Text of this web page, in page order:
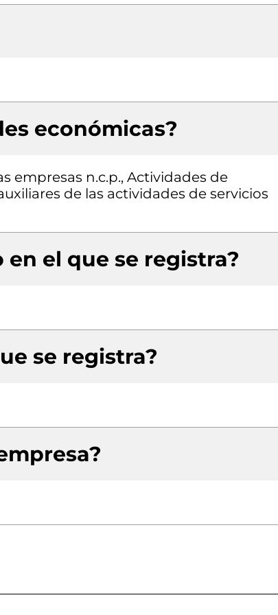
económicas?
empresas n.c.p., Actividades de
de las actividades de servicios
el que se registra?
se registra?